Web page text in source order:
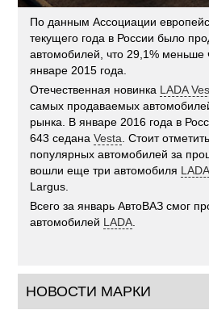
По данным Ассоциации
текущего года в России было
автомобилей, что 29,1%
январе 2015 года.
Отечественная новинка LADA
самых продаваемых
рынка. В январе 2016 года в
643 седанаVesta . Стоит
популярных автомобилей за
вошли еще три автомобиля LADA
Largus.
Всего за январь АвтоВАЗ смог
автомобилей LADA
НОВОСТИ МАРКИ